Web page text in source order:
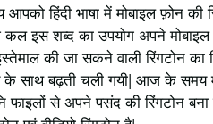
आपको हिंदी भाषा में मोबाइल फ़ोन
इस शब्द का उपयोग अपने
इस्तेमाल की जा सकने वाली
साथ बढ़ती चली गयी| आज के समय में
फाइलों से अपने पसंद की रिंगटोन